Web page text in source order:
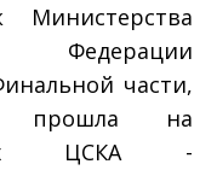
Министерства
Федерации
части,
прошла на
ЦСКА